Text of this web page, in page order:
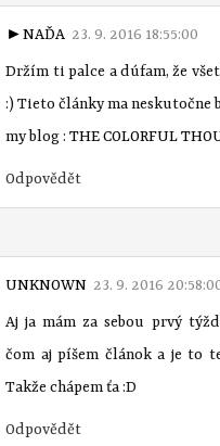
►NAĎA 23. 9. 2016 18:55:00
Držím ti palce a dúfam, že
:) Tieto články ma neskutočne
my blog :THE COLORFUL
Odpovědět
UNKNOWN 23. 9. 2016
Aj ja mám za sebou prvý
čom aj píšem článok a je to
Takže chápem ťa :D
Odpovědět